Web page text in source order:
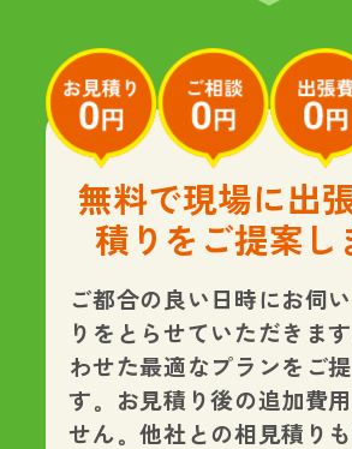
無料で現場に出
積りをご提案し
ご都合の良い日時にお伺
りをとらせていただきま
わせた最適なプランをご
す。
お見積り後の追加費
せん。他社との相見積りも